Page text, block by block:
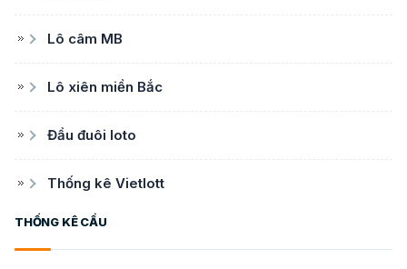
Lô câm MB
Lô xiên miền Bắc
Đầu đuôi loto
Thống kê Vietlott
THỐNG KÊ CẦU